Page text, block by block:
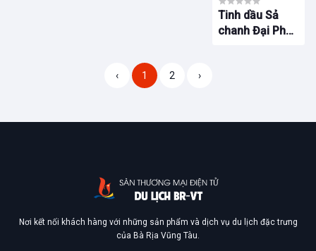
Tinh dầu Sả
chanh Đại Phú
‹ 1 2 ›
Nơi kết nối khách hàng với những sản phẩm và dịch vụ du lịch đặc trưng
của Bà Rịa Vũng Tàu.